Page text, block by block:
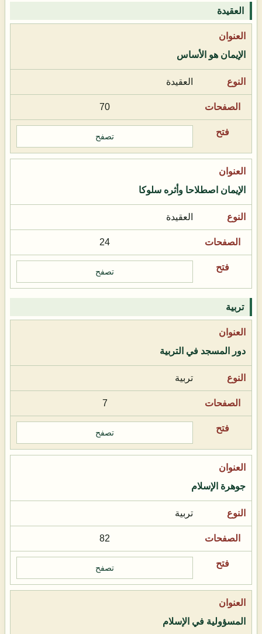
العقيدة
الإيمان هو الأساس
العقيدة
70
تصفح
الإيمان اصطلاحا وأثره سلوكا
العقيدة
24
تصفح
تربية
دور المسجد في التربية
تربية
7
تصفح
جوهرة الإسلام
تربية
82
تصفح
المسؤولية في الإسلام